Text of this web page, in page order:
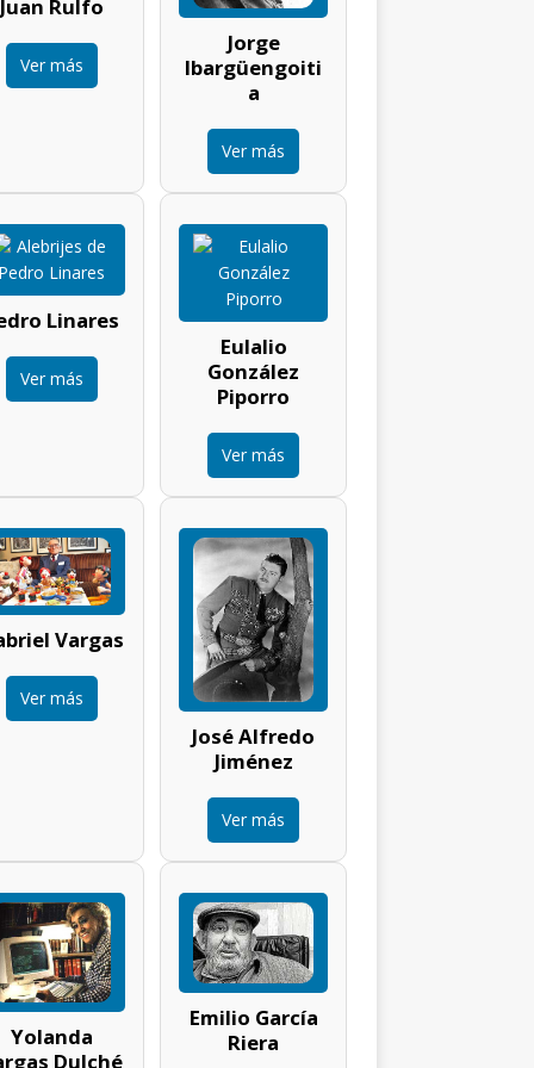
Juan Rulfo
Ver más
Jorge
Ibargüengoiti
a
Ver más
Linares
Ver más
Eulalio
González
Piporro
Ver más
Vargas
Ver más
José Alfredo
Jiménez
Ver más
Yolanda
Dulché
Emilio García
Riera